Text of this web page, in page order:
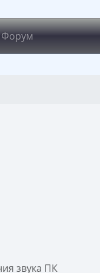
Форум
звука ПК